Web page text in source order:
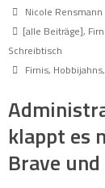
Nicole Rensmann
[alle Beiträge],
Schreibtisch
Firnis, Hobbijahns,
klappt es
Brave